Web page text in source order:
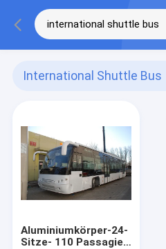
International Shuttle Bus
Aluminiumkörper-24-
Sitze- 110 Passagier-